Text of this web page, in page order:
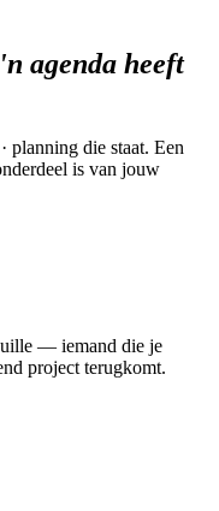
agenda heeft
planning die staat. Een
is van jouw
— iemand die je
project terugkomt.